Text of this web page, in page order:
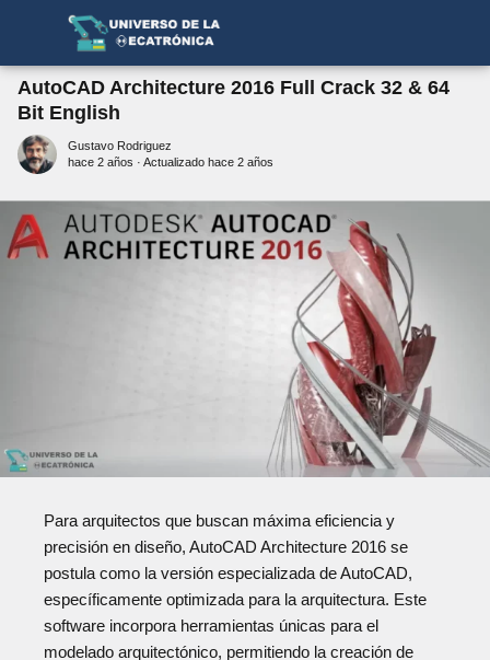
AutoCAD Architecture 2016 Full Crack 32 & 64
Bit English
Gustavo Rodriguez
hace 2 años · Actualizado hace 2 años
Para arquitectos que buscan máxima eficiencia y
precisión en diseño, AutoCAD Architecture 2016 se
postula como la versión especializada de AutoCAD,
específicamente optimizada para la arquitectura. Este
software incorpora herramientas únicas para el
modelado arquitectónico, permitiendo la creación de